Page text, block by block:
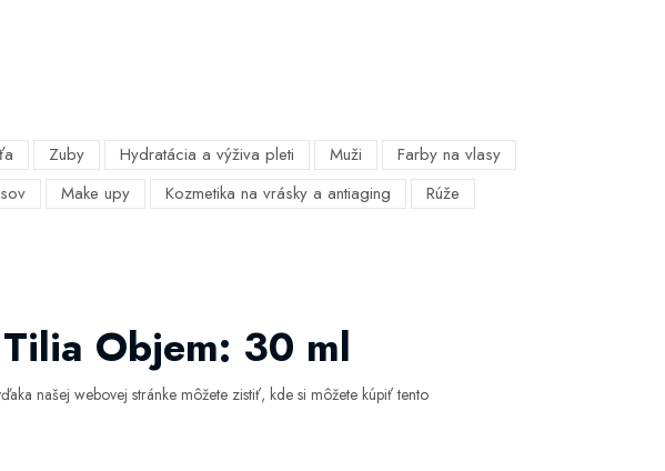
Zuby Hydratácia a výživa pleti Muži
Farby na vlasy
Make upy Kozmetika na vrásky a antiaging
Rúže
Objem: 30 ml
našej webovej stránke môžete zistiť, kde si môžete kúpiť tento